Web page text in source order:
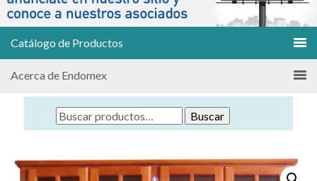
Catálogo de Productos
Acerca de Endomex
Buscar